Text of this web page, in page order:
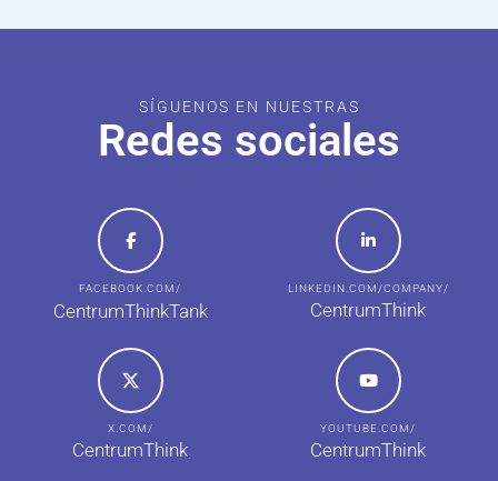
SÍGUENOS EN NUESTRAS
Redes sociales
FACEBOOK.COM/
CentrumThinkTank
LINKEDIN.COM/COMPANY/
CentrumThink
X.COM/
CentrumThink
YOUTUBE.COM/
CentrumThink